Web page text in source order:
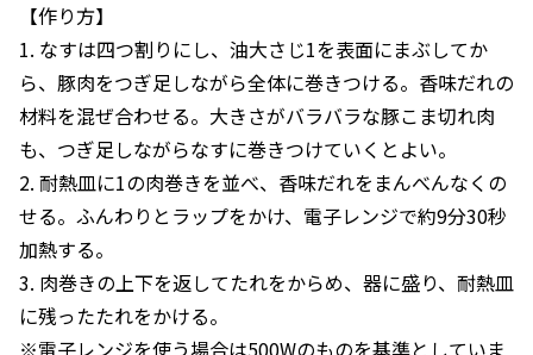
【作り方】
1. なすは四つ割りにし、油大さじ1を表面にまぶしてか
ら、豚肉をつぎ足しながら全体に巻きつける。香味だれの
材料を混ぜ合わせる。大きさがバラバラな豚こま切れ肉
も、つぎ足しながらなすに巻きつけていくとよい。
2. 耐熱皿に1の肉巻きを並べ、香味だれをまんべんなくの
せる。ふんわりとラップをかけ、電子レンジで約9分30秒
加熱する。
3. 肉巻きの上下を返してたれをからめ、器に盛り、耐熱皿
に残ったたれをかける。
※電子レンジを使う場合は500Wのものを基準としていま